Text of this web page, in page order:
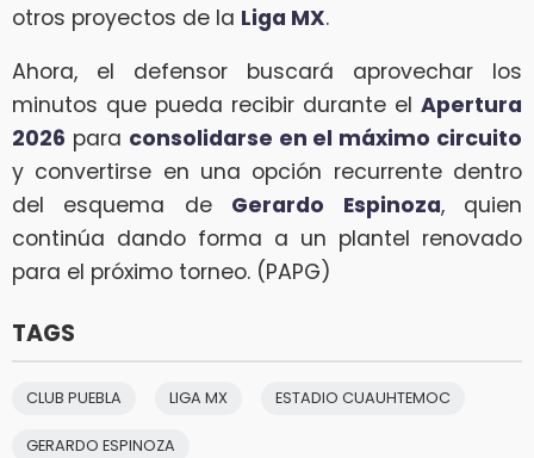
otros proyectos de la Liga MX.
Ahora, el defensor buscará aprovechar los
minutos que pueda recibir durante el Apertura
2026 para consolidarse en el máximo circuito
y convertirse en una opción recurrente dentro
del esquema de Gerardo Espinoza, quien
continúa dando forma a un plantel renovado
para el próximo torneo. (PAPG)
TAGS
CLUB PUEBLA LIGA MX ESTADIO CUAUHTEMOC
GERARDO ESPINOZA